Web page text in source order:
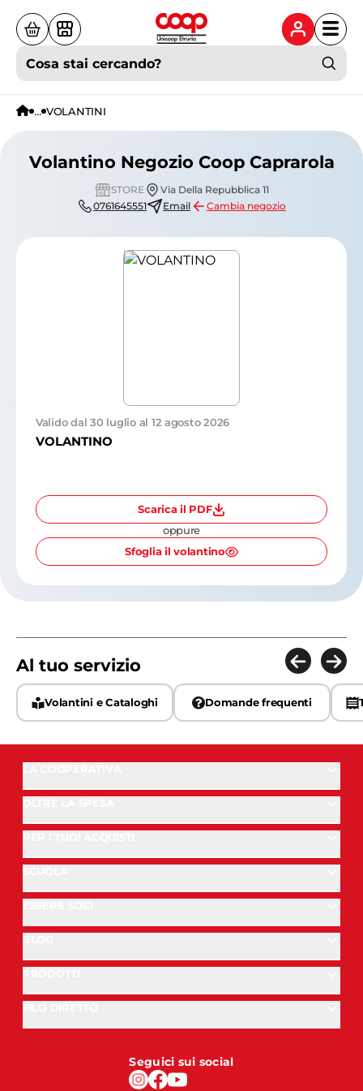
Cosa stai cercando?
... VOLANTINI
Volantino Negozio Coop Caprarola
STORE
Via Della Repubblica 11
0761645551
Email Cambia negozio
Valido dal 30 luglio al 12 agosto 2026
VOLANTINO
Scarica il PDF
oppure
Sfoglia il volantino
Al tuo servizio
Volantini e Cataloghi Domande frequenti
Seguici sui social